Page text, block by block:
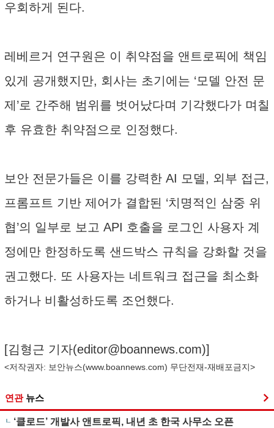
우회하게 된다.
레베르거 연구원은 이 취약점을 앤트로픽에 책임
있게 공개했지만, 회사는 초기에는 ‘모델 안전 문
제’로 간주해 범위를 벗어났다며 기각했다가 며칠
후 유효한 취약점으로 인정했다.
보안 전문가들은 이를 강력한 AI 모델, 외부 접근,
프롬프트 기반 제어가 결합된 ‘치명적인 삼중 위
협’의 일부로 보고 API 호출을 로그인 사용자 계
정에만 한정하도록 샌드박스 규칙을 강화할 것을
권고했다. 또 사용자는 네트워크 접근을 최소화
하거나 비활성하도록 조언했다.
[김형근 기자(editor@boannews.com)]
<저작권자: 보안뉴스(www.boannews.com) 무단전재-재배포금지>
연관 뉴스
‘클로드’ 개발사 앤트로픽, 내년 초 한국 사무소 오픈